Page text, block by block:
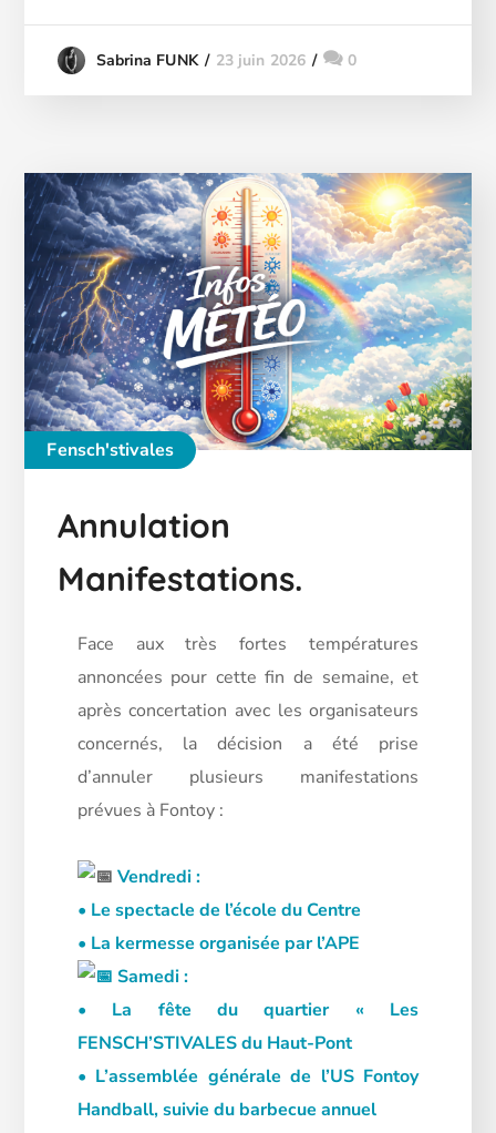
Sabrina FUNK 23 juin 2026 0
Fensch'stivales
Annulation
Manifestations.
Face aux très fortes températures
annoncées pour cette fin de semaine, et
après concertation avec les organisateurs
concernés, la décision a été prise
d’annuler plusieurs manifestations
prévues à Fontoy :
Vendredi :
• Le spectacle de l’école du Centre
• La kermesse organisée par l’APE
Samedi :
• La fête du quartier « Les
FENSCH’STIVALES du Haut-Pont
• L’assemblée générale de l’US Fontoy
Handball, suivie du barbecue annuel